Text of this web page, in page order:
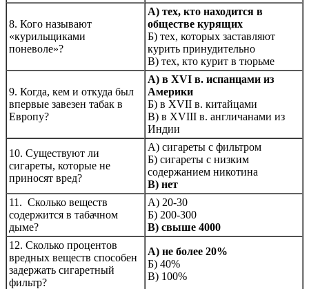
8. Кого называют
«курильщиками
поневоле»?
А) тех, кто находится в
обществе курящих
Б) тех, которых заставляют
курить принудительно
В) тех, кто курит в тюрьме
9. Когда, кем и откуда был
впервые завезен табак в
Европу?
А) в XVI в. испанцами из
Америки
Б) в XVII в. китайцами
В) в XVIII в. англичанами из
Индии
10. Существуют ли
сигареты, которые не
приносят вред?
А) сигареты с фильтром
Б) сигареты с низким
содержанием никотина
В) нет
11. Сколько веществ
содержится в табачном
дыме?
А) 20-30
Б) 200-300
В) свыше 4000
12. Сколько процентов
вредных веществ способен
задержать сигаретный
фильтр?
А) не более 20%
Б) 40%
В) 100%